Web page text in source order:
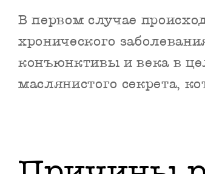
В первом случае
хронического
конъюнктивы и века в
маслянистого секрета,